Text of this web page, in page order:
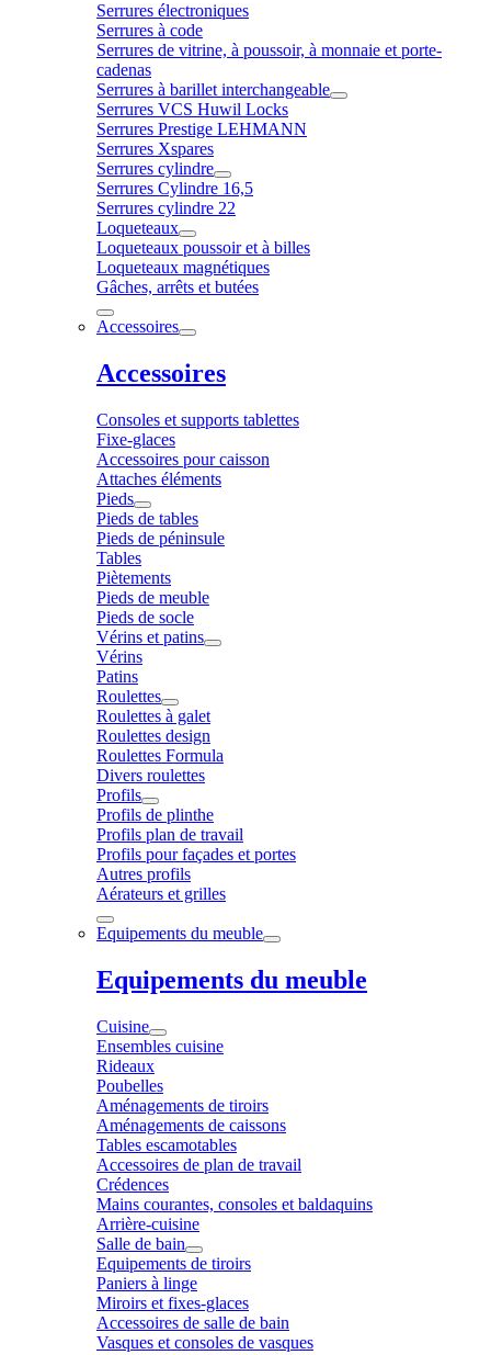
Serrures électroniques
Serrures à code
Serrures de vitrine, à poussoir, à monnaie et porte-
cadenas
Serrures à barillet interchangeable
Serrures VCS Huwil Locks
Serrures Prestige LEHMANN
Serrures Xspares
Serrures cylindre
Serrures Cylindre 16,5
Serrures cylindre 22
Loqueteaux
Loqueteaux poussoir et à billes
Loqueteaux magnétiques
Gâches, arrêts et butées
Accessoires
Accessoires
Consoles et supports tablettes
Fixe-glaces
Accessoires pour caisson
Attaches éléments
Pieds
Pieds de tables
Pieds de péninsule
Tables
Piètements
Pieds de meuble
Pieds de socle
Vérins et patins
Vérins
Patins
Roulettes
Roulettes à galet
Roulettes design
Roulettes Formula
Divers roulettes
Profils
Profils de plinthe
Profils plan de travail
Profils pour façades et portes
Autres profils
Aérateurs et grilles
Equipements du meuble
Equipements du meuble
Cuisine
Ensembles cuisine
Rideaux
Poubelles
Aménagements de tiroirs
Aménagements de caissons
Tables escamotables
Accessoires de plan de travail
Crédences
Mains courantes, consoles et baldaquins
Arrière-cuisine
Salle de bain
Equipements de tiroirs
Paniers à linge
Miroirs et fixes-glaces
Accessoires de salle de bain
Vasques et consoles de vasques